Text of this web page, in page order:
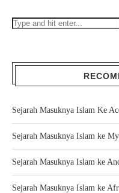
Sejarah Masuknya Islam Ke
Sejarah Masuknya Islam ke
Sejarah Masuknya Islam ke
Sejarah Masuknya Islam ke